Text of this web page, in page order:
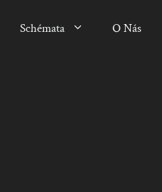
Schémata O Nás